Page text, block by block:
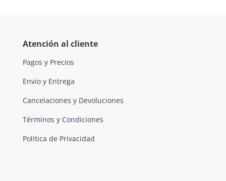
Atención al cliente
Pagos y Precios
Envio y Entrega
Cancelaciones y Devoluciones
Términos y Condiciones
Política de Privacidad